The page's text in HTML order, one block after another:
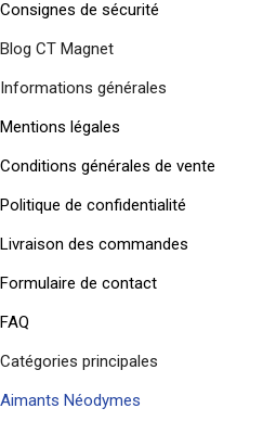
Consignes de sécurité
Blog CT Magnet
Informations générales
Mentions légales
Conditions générales de vente
Politique de confidentialité
Livraison des commandes
Formulaire de contact
FAQ
Catégories principales
Aimants Néodymes